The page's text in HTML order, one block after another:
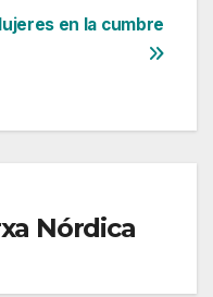
en la cumbre
Nórdica